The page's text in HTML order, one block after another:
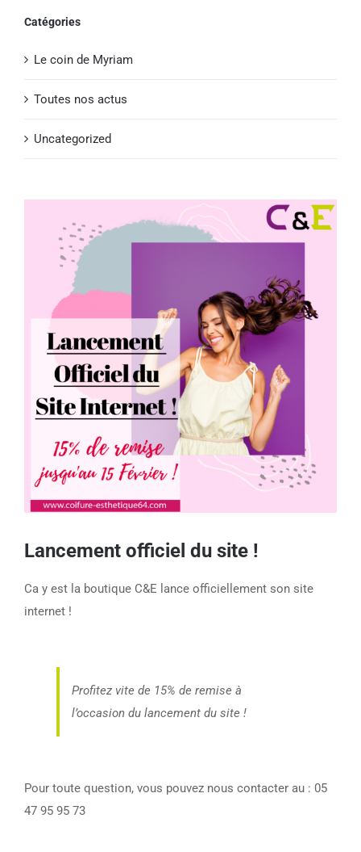
agrandie
Lancement officiel du site !
Ca y est la boutique C&E lance officiellement son site
internet !
Profitez vite de 15% de remise à
l’occasion du lancement du site !
Pour toute question, vous pouvez nous contacter au : 05
47 95 95 73
Catégories
Le coin de Myriam
Toutes nos actus
Uncategorized